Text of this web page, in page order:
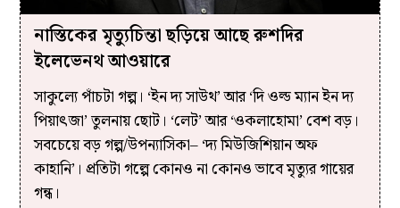
নাস্তিকের মৃত্যুচিন্তা ছড়িয়ে আছে রুশদির
ইলেভেনথ আওয়ারে
সাকুল্যে পাঁচটা গল্প। ‘ইন দ্য সাউথ’ আর ‘দি ওল্ড ম্যান ইন দ্য
পিয়াৎজা’ তুলনায় ছোট। ‘লেট’ আর ‘ওকলাহোমা’ বেশ বড়।
সবচেয়ে বড় গল্প/উপন্যাসিকা– ‘দ্য মিউজিশিয়ান অফ
কাহানি’। প্রতিটা গল্পে কোনও না কোনও ভাবে মৃত্যুর গায়ের
গন্ধ।